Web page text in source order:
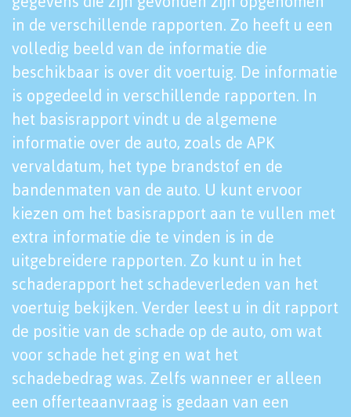
in de verschillende rapporten. Zo heeft u een
volledig beeld van de informatie die
beschikbaar is over dit voertuig. De informatie
is opgedeeld in verschillende rapporten. In
het basisrapport vindt u de algemene
informatie over de auto, zoals de APK
vervaldatum, het type brandstof en de
bandenmaten van de auto. U kunt ervoor
kiezen om het basisrapport aan te vullen met
extra informatie die te vinden is in de
uitgebreidere rapporten. Zo kunt u in het
schaderapport het schadeverleden van het
voertuig bekijken. Verder leest u in dit rapport
de positie van de schade op de auto, om wat
voor schade het ging en wat het
schadebedrag was. Zelfs wanneer er alleen
een offerteaanvraag is gedaan van een